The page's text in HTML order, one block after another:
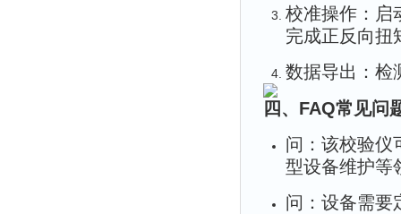
校准操作：启
完成正反向扭
数据导出：检
四、FAQ常见问
问：该校验仪
型设备维护等
问：设备需要